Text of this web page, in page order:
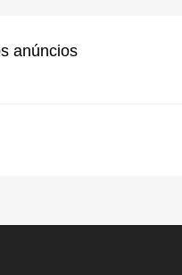
anúncios